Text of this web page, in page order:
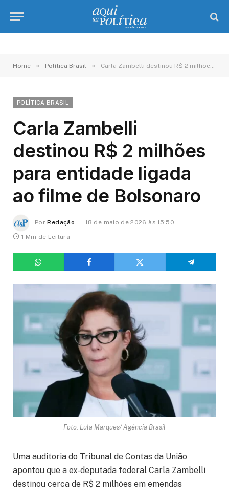
Home » Política Brasil » Carla Zambelli destinou R$ 2 milhões para entidade ligada ao filme de Bolsonaro
POLÍTICA BRASIL
Carla Zambelli
destinou R$ 2 milhões
para entidade ligada
ao filme de Bolsonaro
Por Redação
18 de maio de 2026 às 15:50
1 Min de Leitura
Foto: Lula Marques/ Agência Brasil
Uma auditoria do Tribunal de Contas da União
apontou que a ex-deputada federal Carla Zambelli
destinou cerca de R$ 2 milhões em emendas